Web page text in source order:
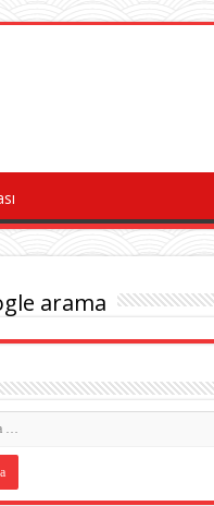
arama